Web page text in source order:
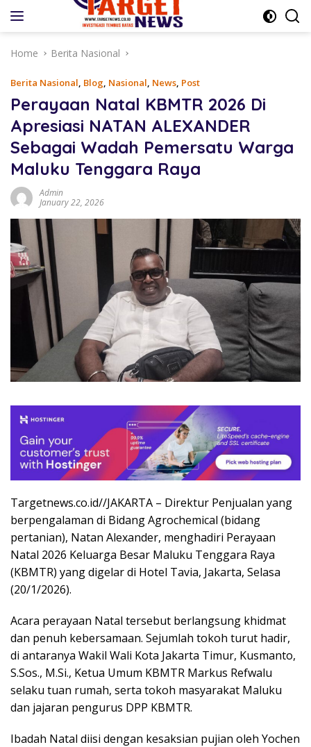
Home
Berita Nasional
Berita Nasional, Blog, Nasional, News, Post
Perayaan Natal KBMTR 2026 Di
Apresiasi NATAN ALEXANDER
Sebagai Wadah Pemersatu Warga
Maluku Tenggara Raya
Admin
January 22, 2026
Targetnews.co.id//JAKARTA – Direktur Penjualan yang
berpengalaman di Bidang Agrochemical (bidang
pertanian), Natan Alexander, menghadiri Perayaan
Natal 2026 Keluarga Besar Maluku Tenggara Raya
(KBMTR) yang digelar di Hotel Tavia, Jakarta, Selasa
(20/1/2026).
Acara perayaan Natal tersebut berlangsung khidmat
dan penuh kebersamaan. Sejumlah tokoh turut hadir,
di antaranya Wakil Wali Kota Jakarta Timur, Kusmanto,
S.Sos., M.Si., Ketua Umum KBMTR Markus Refwalu
selaku tuan rumah, serta tokoh masyarakat Maluku
dan jajaran pengurus DPP KBMTR.
Ibadah Natal diisi dengan kesaksian pujian oleh Yochen